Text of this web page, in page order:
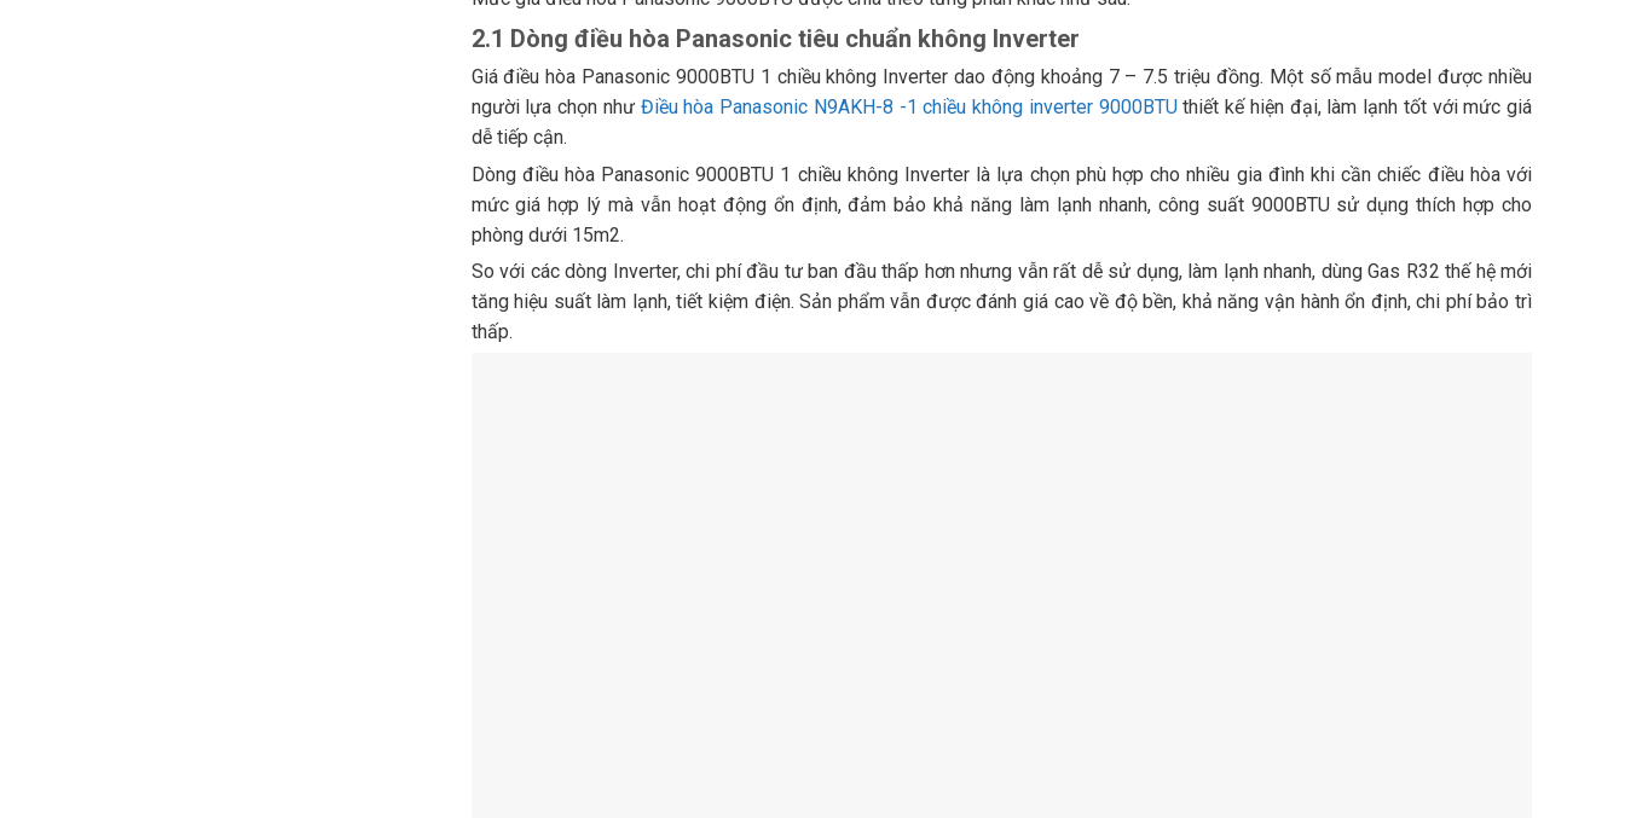
2.1 Dòng điều hòa Panasonic tiêu chuẩn không Inverter
Giá điều hòa Panasonic 9000BTU 1 chiều không Inverter dao động khoảng 7 – 7.5 triệu đồng. Một số mẫu model được nhiều
người lựa chọn như Điều hòa Panasonic N9AKH-8 -1 chiều không inverter 9000BTUthiết kế hiện đại, làm lạnh tốt với mức giá
dễ tiếp cận.
Dòng điều hòa Panasonic 9000BTU 1 chiều không Inverter là lựa chọn phù hợp cho nhiều gia đình khi cần chiếc điều hòa với
mức giá hợp lý mà vẫn hoạt động ổn định, đảm bảo khả năng làm lạnh nhanh, công suất 9000BTU sử dụng thích hợp cho
phòng dưới 15m2.
So với các dòng Inverter, chi phí đầu tư ban đầu thấp hơn nhưng vẫn rất dễ sử dụng, làm lạnh nhanh, dùng Gas R32 thế hệ mới
tăng hiệu suất làm lạnh, tiết kiệm điện. Sản phẩm vẫn được đánh giá cao về độ bền, khả năng vận hành ổn định, chi phí bảo trì
thấp.